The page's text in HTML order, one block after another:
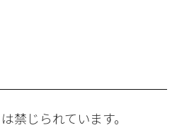
禁じられています。